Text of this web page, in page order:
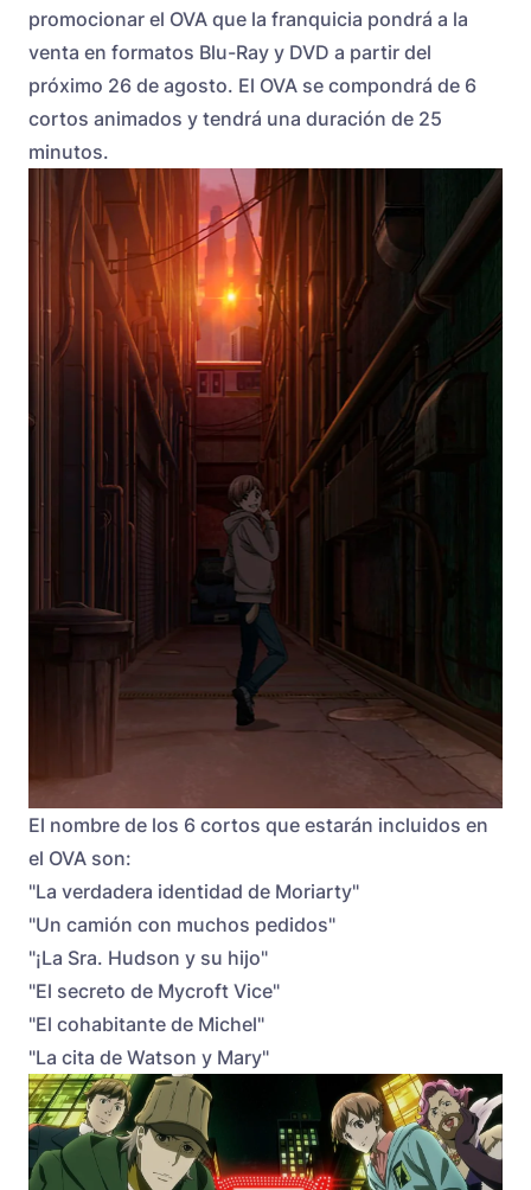
promocionar el OVA que la franquicia pondrá a la
venta en formatos Blu-Ray y DVD a partir del
próximo 26 de agosto. El OVA se compondrá de 6
cortos animados y tendrá una duración de 25
minutos.
El nombre de los 6 cortos que estarán incluidos en
el OVA son:
"La verdadera identidad de Moriarty"
"Un camión con muchos pedidos"
"¡La Sra. Hudson y su hijo"
"El secreto de Mycroft Vice"
"El cohabitante de Michel"
"La cita de Watson y Mary"